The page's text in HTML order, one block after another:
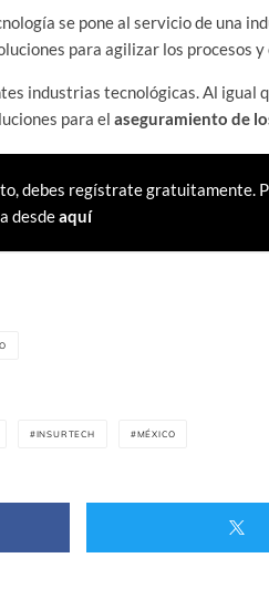
se pone al servicio de una
para agilizar los procesos
industrias tecnológicas. Al igual
para el aseguramiento de
debes regístrate gratuitamente.
desdeaquí
INSURTECH MÉXICO